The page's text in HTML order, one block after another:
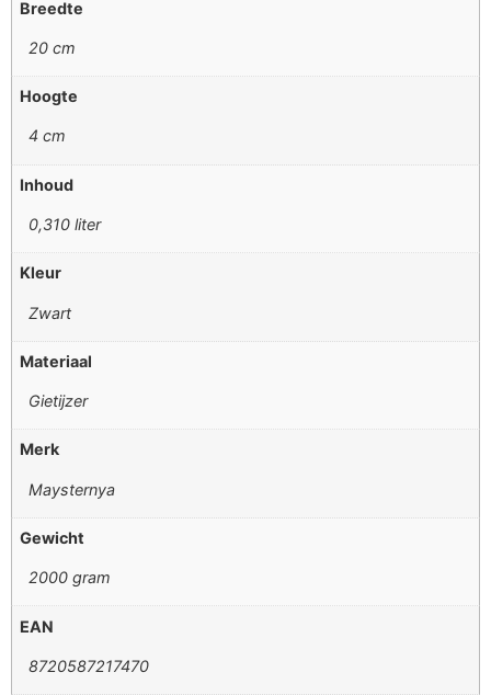
Breedte
20 cm
Hoogte
4 cm
Inhoud
0,310 liter
Kleur
Zwart
Materiaal
Gietijzer
Merk
Maysternya
Gewicht
2000 gram
EAN
8720587217470